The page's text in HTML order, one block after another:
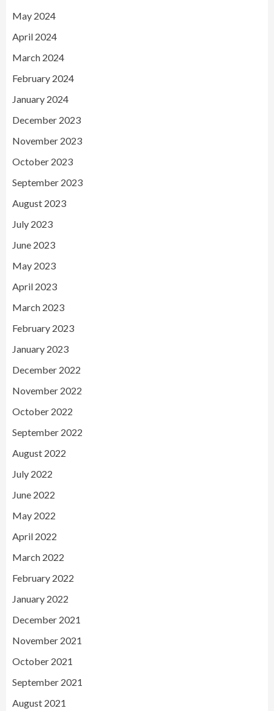
May 2024
April 2024
March 2024
February 2024
January 2024
December 2023
November 2023
October 2023
September 2023
August 2023
July 2023
June 2023
May 2023
April 2023
March 2023
February 2023
January 2023
December 2022
November 2022
October 2022
September 2022
August 2022
July 2022
June 2022
May 2022
April 2022
March 2022
February 2022
January 2022
December 2021
November 2021
October 2021
September 2021
August 2021